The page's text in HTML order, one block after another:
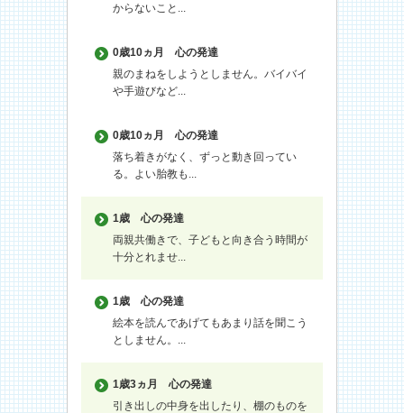
からないこと...
0歳10ヵ月
心の発達
親のまねをしようとしません。バイバイ
や手遊びなど...
0歳10ヵ月
心の発達
落ち着きがなく、ずっと動き回ってい
る。よい胎教も...
1歳
心の発達
両親共働きで、子どもと向き合う時間が
十分とれませ...
1歳
心の発達
絵本を読んであげてもあまり話を聞こう
としません。...
1歳3ヵ月
心の発達
引き出しの中身を出したり、棚のものを